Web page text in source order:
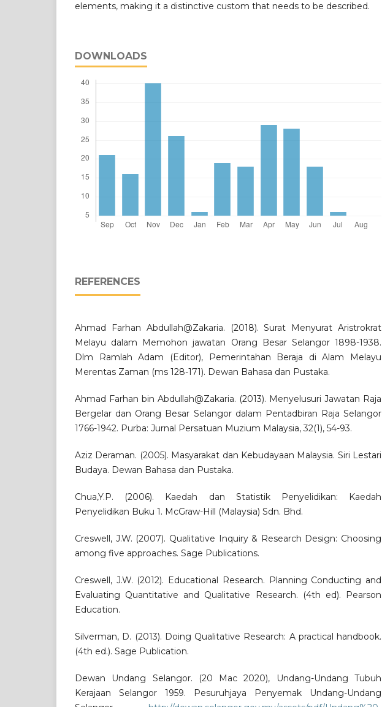
elements, making it a distinctive custom that needs to be described.
DOWNLOADS
REFERENCES
Ahmad Farhan Abdullah@Zakaria. (2018). Surat Menyurat Aristrokrat
Melayu dalam Memohon jawatan Orang Besar Selangor 1898-1938.
Dlm Ramlah Adam (Editor), Pemerintahan Beraja di Alam Melayu
Merentas Zaman (ms 128-171). Dewan Bahasa dan Pustaka.
Ahmad Farhan bin Abdullah@Zakaria. (2013). Menyelusuri Jawatan Raja
Bergelar dan Orang Besar Selangor dalam Pentadbiran Raja Selangor
1766-1942. Purba: Jurnal Persatuan Muzium Malaysia, 32(1), 54-93.
Aziz Deraman. (2005). Masyarakat dan Kebudayaan Malaysia. Siri Lestari
Budaya. Dewan Bahasa dan Pustaka.
Chua,Y.P. (2006). Kaedah dan Statistik Penyelidikan: Kaedah
Penyelidikan Buku 1. McGraw-Hill (Malaysia) Sdn. Bhd.
Creswell, J.W. (2007). Qualitative Inquiry & Research Design: Choosing
among five approaches. Sage Publications.
Creswell, J.W. (2012). Educational Research. Planning Conducting and
Evaluating Quantitative and Qualitative Research. (4th ed). Pearson
Education.
Silverman, D. (2013). Doing Qualitative Research: A practical handbook.
(4th ed.). Sage Publication.
Dewan Undang Selangor. (20 Mac 2020), Undang-Undang Tubuh
Kerajaan Selangor 1959. Pesuruhjaya Penyemak Undang-Undang